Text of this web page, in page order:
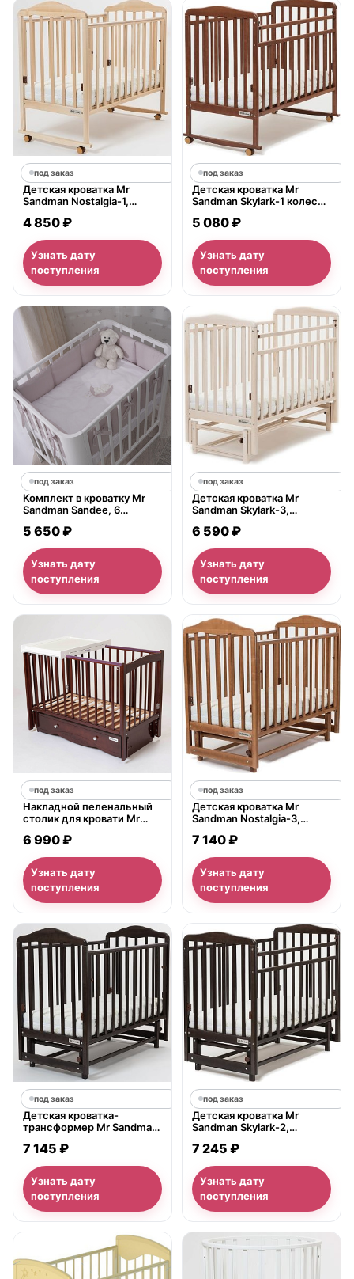
под заказ
Детская кроватка Mr
Sandman Nostalgia-1,
4 850 ₽
Узнать дату
поступления
под заказ
Детская кроватка Mr
Sandman Skylark-1 колесо
5 080 ₽
Узнать дату
поступления
под заказ
Комплект в кроватку Mr
Sandman Sandee, 6
5 650 ₽
Узнать дату
поступления
под заказ
Детская кроватка Mr
Sandman Skylark-3,
6 590 ₽
Узнать дату
поступления
под заказ
Накладной пеленальный
столик для кровати Mr
6 990 ₽
Узнать дату
поступления
под заказ
Детская кроватка Mr
Sandman Nostalgia-3,
7 140 ₽
Узнать дату
поступления
под заказ
Детская кроватка-
трансформер Mr Sandman
маятник
7 145 ₽
Узнать дату
поступления
под заказ
Детская кроватка Mr
Sandman Skylark-2,
7 245 ₽
Узнать дату
поступления